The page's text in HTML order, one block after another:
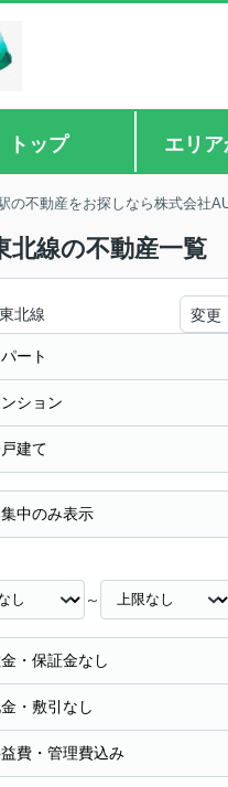
トップ エリ
の不動産をお探しなら株式会社
北線の不動産一覧
北線 変更
ート
ション
建て
中のみ表示
～
・保証金なし
・敷引なし
費・管理費込み